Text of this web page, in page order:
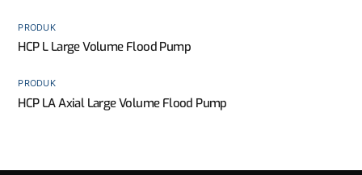
PRODUK
HCP L Large Volume Flood Pump
PRODUK
HCP LA Axial Large Volume Flood Pump